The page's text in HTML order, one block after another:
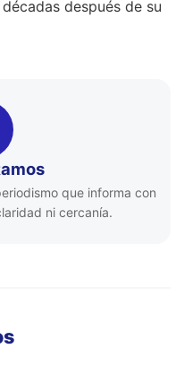
después de su
que informa con
ni cercanía.